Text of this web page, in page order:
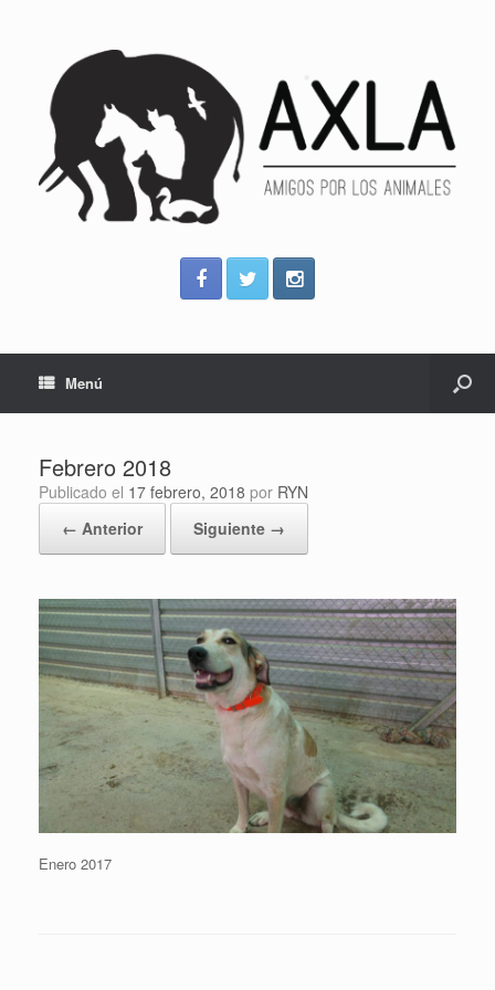
Menú
Febrero 2018
Publicado el 17 febrero, 2018 por RYN
← Anterior
Siguiente →
Enero 2017